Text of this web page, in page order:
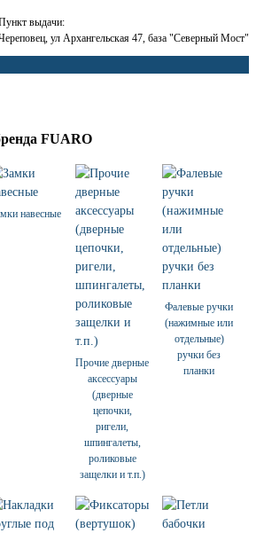
выдачи:
ул Архангельская 47, база "Северный Мост"
FUARO
навесные
Прочие дверные
аксессуары
(дверные
цепочки,
ригели,
шпингалеты,
роликовые
защелки и т.п.)
Фалевые ручки
(нажимные или
отдельные)
ручки без
планки